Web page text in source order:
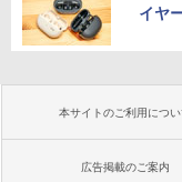
イヤ
本サイトのご利用につい
広告掲載のご案内